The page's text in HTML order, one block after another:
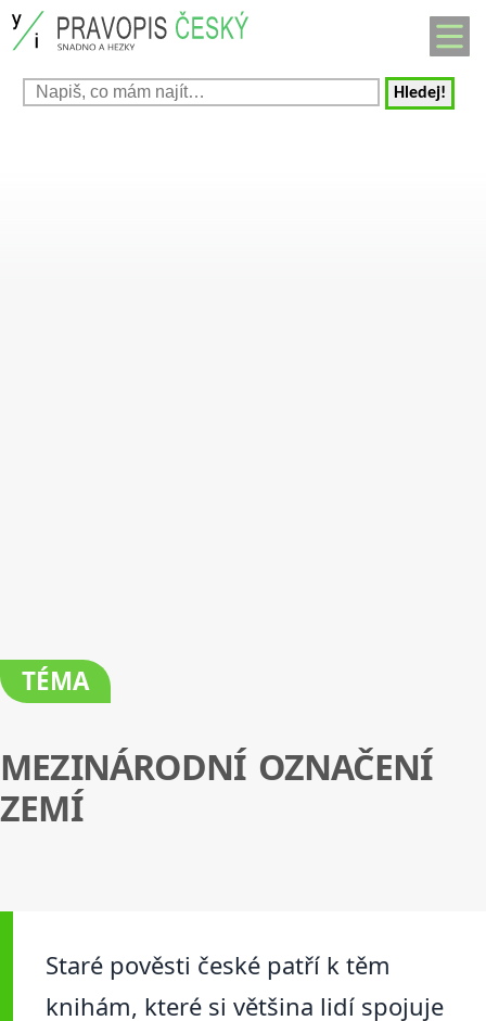
Hledej!
TÉMA
MEZINÁRODNÍ OZNAČENÍ
ZEMÍ
Staré pověsti české patří k těm
knihám, které si většina lidí spojuje